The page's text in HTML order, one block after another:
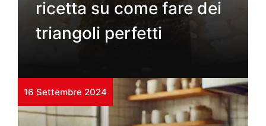
ricetta su come fare dei
triangoli perfetti
16 Settembre 2024